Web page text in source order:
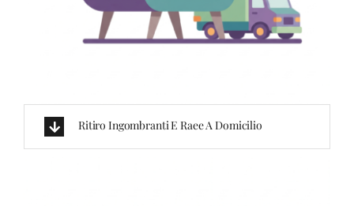
Ritiro Ingombranti E Raee A Domicilio